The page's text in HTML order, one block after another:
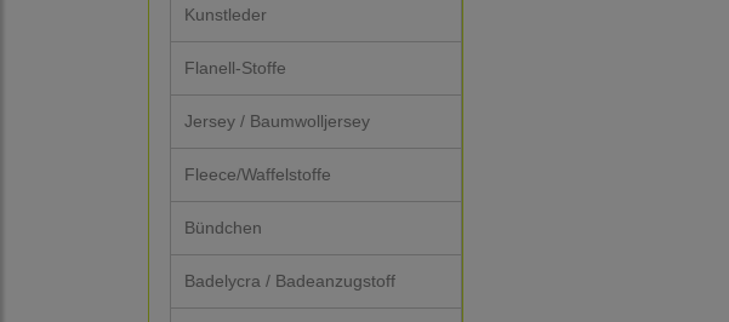
Kunstleder
Flanell-Stoffe
Jersey / Baumwolljersey
Fleece/Waffelstoffe
Bündchen
Badelycra / Badeanzugstoff